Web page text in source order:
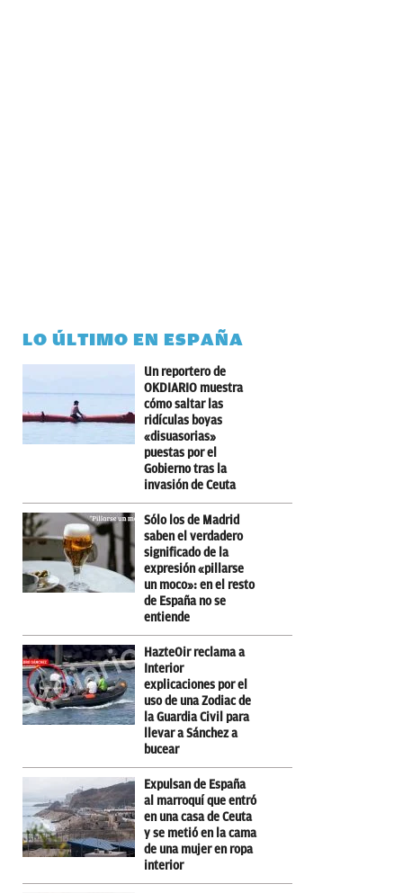
LO ÚLTIMO EN ESPAÑA
Un reportero de
OKDIARIO muestra
cómo saltar las
ridículas boyas
«disuasorias»
puestas por el
Gobierno tras la
invasión de Ceuta
Sólo los de Madrid
saben el verdadero
significado de la
expresión «pillarse
un moco»: en el resto
de España no se
entiende
HazteOir reclama a
Interior
explicaciones por el
uso de una Zodiac de
la Guardia Civil para
llevar a Sánchez a
bucear
Expulsan de España
al marroquí que entró
en una casa de Ceuta
y se metió en la cama
de una mujer en ropa
interior